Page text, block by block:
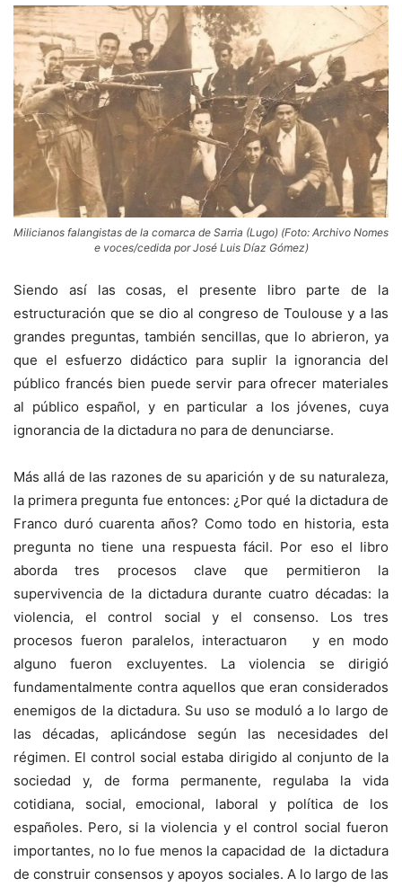
Milicianos falangistas de la comarca de Sarria (Lugo) (Foto: Archivo Nomes
e voces/cedida por José Luis Díaz Gómez)
Siendo así las cosas, el presente libro parte de la
estructuración que se dio al congreso de Toulouse y a las
grandes preguntas, también sencillas, que lo abrieron, ya
que el esfuerzo didáctico para suplir la ignorancia del
público francés bien puede servir para ofrecer materiales
al público español, y en particular a los jóvenes, cuya
ignorancia de la dictadura no para de denunciarse.
Más allá de las razones de su aparición y de su naturaleza,
la primera pregunta fue entonces: ¿Por qué la dictadura de
Franco duró cuarenta años? Como todo en historia, esta
pregunta no tiene una respuesta fácil. Por eso el libro
aborda tres procesos clave que permitieron la
supervivencia de la dictadura durante cuatro décadas: la
violencia, el control social y el consenso. Los tres
procesos fueron paralelos, interactuaron y en modo
alguno fueron excluyentes. La violencia se dirigió
fundamentalmente contra aquellos que eran considerados
enemigos de la dictadura. Su uso se moduló a lo largo de
las décadas, aplicándose según las necesidades del
régimen. El control social estaba dirigido al conjunto de la
sociedad y, de forma permanente, regulaba la vida
cotidiana, social, emocional, laboral y política de los
españoles. Pero, si la violencia y el control social fueron
importantes, no lo fue menos la capacidad de la dictadura
de construir consensos y apoyos sociales. A lo largo de las